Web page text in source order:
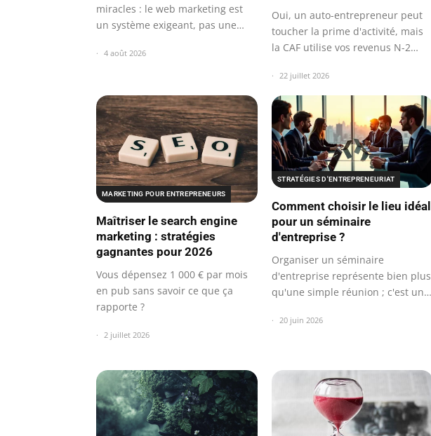
miracles : le web marketing est
un système exigeant, pas une
4 août 2026
Oui, un auto-entrepreneur peut
toucher la prime d'activité, mais
la CAF utilise vos revenus N-2
22 juillet 2026
MARKETING POUR ENTREPRENEURS
Maîtriser le search engine
marketing : stratégies
gagnantes pour 2026
Vous dépensez 1 000 € par mois
en pub sans savoir ce que ça
rapporte ?
2 juillet 2026
STRATÉGIES D'ENTREPRENEURIAT
Comment choisir le lieu idéal
pour un séminaire
d'entreprise ?
Organiser un séminaire
d'entreprise représente bien plus
qu'une simple réunion ; c'est un
20 juin 2026